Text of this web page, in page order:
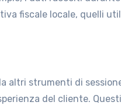
fiscale locale, quelli
strumenti di
del cliente.